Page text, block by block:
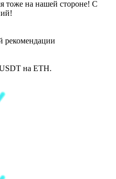
тоже на нашей стороне! С
рекомендации
на ETH.